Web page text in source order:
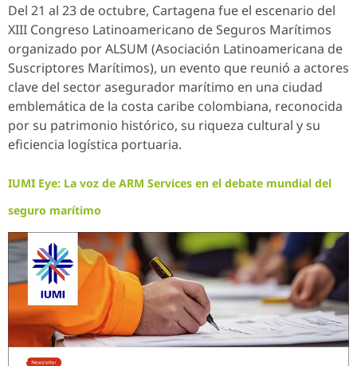
Del 21 al 23 de octubre, Cartagena fue el escenario del
XIII Congreso Latinoamericano de Seguros Marítimos
organizado por ALSUM (Asociación Latinoamericana de
Suscriptores Marítimos), un evento que reunió a actores
clave del sector asegurador marítimo en una ciudad
emblemática de la costa caribe colombiana, reconocida
por su patrimonio histórico, su riqueza cultural y su
eficiencia logística portuaria.
IUMI Eye: La voz de ARM Services en el debate mundial del
seguro marítimo